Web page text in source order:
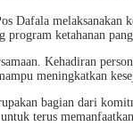
melaksanakan
ketahanan
Kehadiran
meningkatkan
bagian dari
terus